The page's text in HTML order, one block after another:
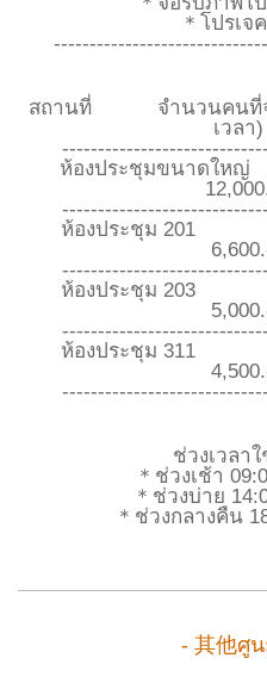
＊โปรเจ
สถานที่ จำนวนคนที่
เวล
ห้องประชุมขนาดให
ห้องประชุม 201
ห้องประชุม 203
ห้องประชุม 311
ช่วงเวลา
＊ช่วงเช้า
＊ช่วงบ่าย
＊ช่วงกลางคืน
- 其他ศู